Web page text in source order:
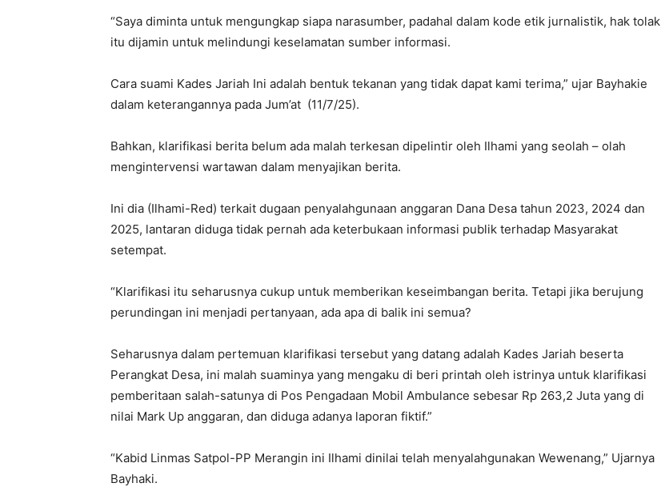
“Saya diminta untuk mengungkap siapa narasumber, padahal dalam kode etik jurnalistik, hak tolak
itu dijamin untuk melindungi keselamatan sumber informasi.
Cara suami Kades Jariah Ini adalah bentuk tekanan yang tidak dapat kami terima,” ujar Bayhakie
dalam keterangannya pada Jum’at (11/7/25).
Bahkan, klarifikasi berita belum ada malah terkesan dipelintir oleh Ilhami yang seolah – olah
mengintervensi wartawan dalam menyajikan berita.
Ini dia (Ilhami-Red) terkait dugaan penyalahgunaan anggaran Dana Desa tahun 2023, 2024 dan
2025, lantaran diduga tidak pernah ada keterbukaan informasi publik terhadap Masyarakat
setempat.
“Klarifikasi itu seharusnya cukup untuk memberikan keseimbangan berita. Tetapi jika berujung
perundingan ini menjadi pertanyaan, ada apa di balik ini semua?
Seharusnya dalam pertemuan klarifikasi tersebut yang datang adalah Kades Jariah beserta
Perangkat Desa, ini malah suaminya yang mengaku di beri printah oleh istrinya untuk klarifikasi
pemberitaan salah-satunya di Pos Pengadaan Mobil Ambulance sebesar Rp 263,2 Juta yang di
nilai Mark Up anggaran, dan diduga adanya laporan fiktif.”
“Kabid Linmas Satpol-PP Merangin ini Ilhami dinilai telah menyalahgunakan Wewenang,” Ujarnya
Bayhaki.